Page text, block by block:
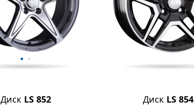
Диск LS 852
Диск LS 854